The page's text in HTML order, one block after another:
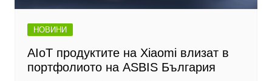
НОВИНИ
AIoT продуктите на Xiaomi влизат в
портфолиото на ASBIS България